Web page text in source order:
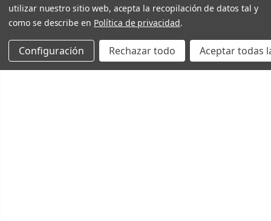
utilizar nuestro sitio web, acepta la recopilación de datos tal y
como se describe en Política de privacidad.
Configuración Rechazar todo Aceptar todas